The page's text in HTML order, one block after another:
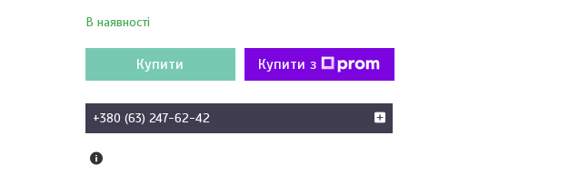
В наявності
Купити Купити з
+380 (63) 247-62-42